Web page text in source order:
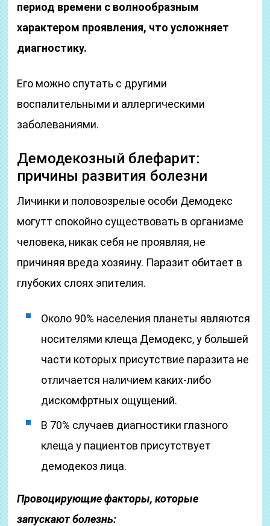
период времени с волнообразным
характером проявления, что усложняет
диагностику.
Его можно спутать с другими
воспалительными и аллергическими
заболеваниями.
Демодекозный блефарит:
причины развития болезни
Личинки и половозрелые особи Демодекс
могутт спокойно существовать в организме
человека, никак себя не проявляя, не
причиняя вреда хозяину. Паразит обитает в
глубоких слоях эпителия.
Около 90% населения планеты являются
носителями клеща Демодекс, у большей
части которых присутствие паразита не
отличается наличием каких-либо
дискомфртных ощущений.
В 70% случаев диагностики глазного
клеща у пациентов присутствует
демодекоз лица.
Провоцирующие факторы, которые
запускают болезнь: